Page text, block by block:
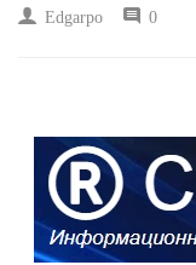
Edgarpo
0